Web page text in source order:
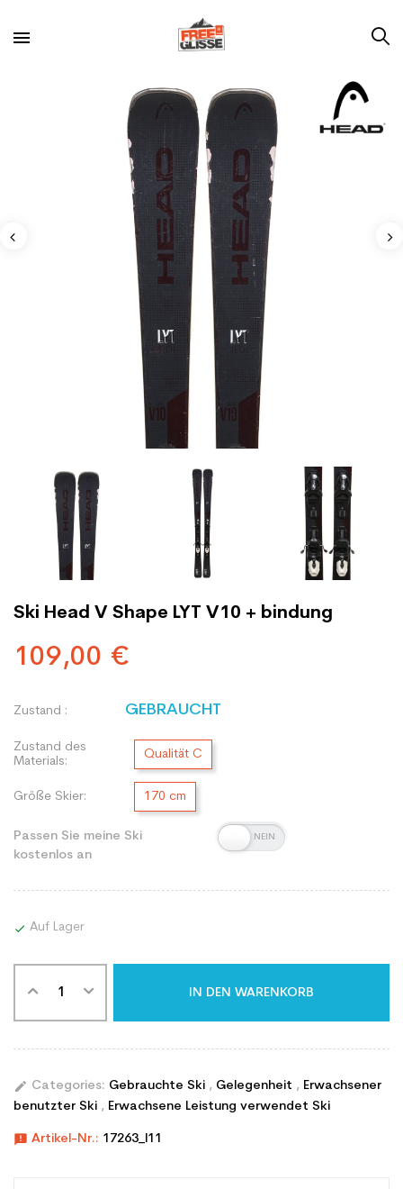
Ski Head V Shape LYT V10 + bindung
109,00 €
Zustand : GEBRAUCHT
Zustand des
Materials:
Qualität C
Größe Skier: 170 cm
Passen Sie meine Ski
kostenlos an
 Auf Lager
IN DEN WARENKORB
edit Categories: Gebrauchte Ski , Gelegenheit , Erwachsener
benutzter Ski , Erwachsene Leistung verwendet Ski
announcement Artikel-Nr.: 17263_l11